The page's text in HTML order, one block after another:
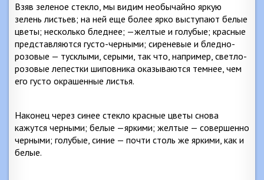
Взяв зеленое стекло, мы видим необычайно яркую
зелень листьев; на ней еще более ярко выступают белые
цветы; несколько бледнее; —желтые и голубые; красные
представляются густо-черными; сиреневые и бледно-
розовые — тусклыми, серыми, так что, например, светло-
розовые лепестки шиповника оказываются темнее, чем
его густо окрашенные листья.
Наконец через синее стекло красные цветы снова
кажутся черными; белые —яркими; желтые — совершенно
черными; голубые, синие — почти столь же яркими, как и
белые.